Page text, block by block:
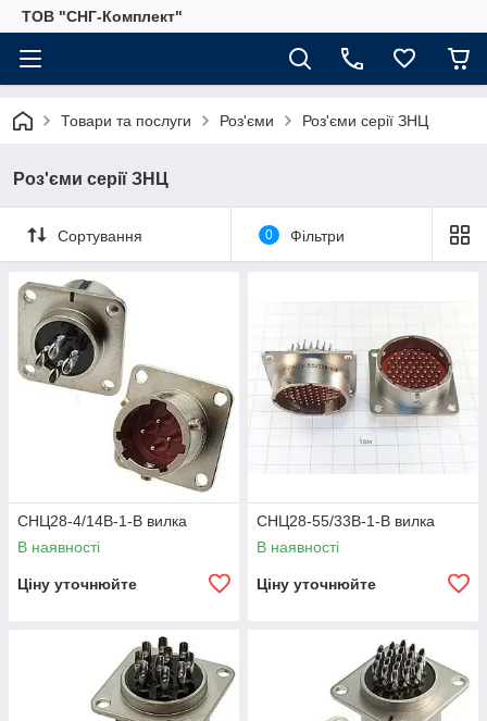
ТОВ "СНГ-Комплект"
Товари та послуги Роз'єми Роз'єми серії ЗНЦ
Роз'єми серії ЗНЦ
Сортування 0 Фільтри
СНЦ28-4/14В-1-В вилка
В наявності
Ціну уточнюйте
СНЦ28-55/33В-1-В вилка
В наявності
Ціну уточнюйте